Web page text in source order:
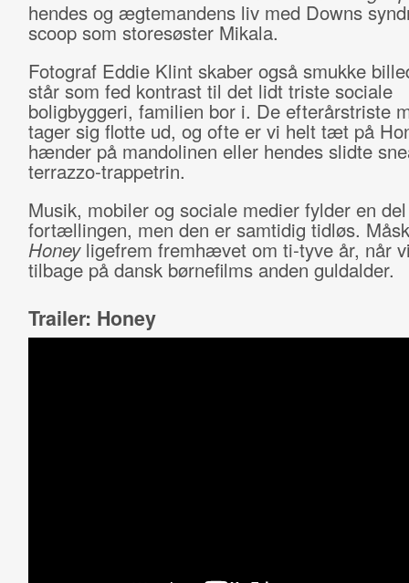
hendes og ægtemandens liv med Downs
scoop som storesøster Mikala.
Fotograf Eddie Klint skaber også smukke
står som fed kontrast til det lidt triste sociale
boligbyggeri, familien bor i. De efterårstriste
tager sig flotte ud, og ofte er vi helt tæt på
hænder på mandolinen eller hendes slidte
terrazzo-trappetrin.
Musik, mobiler og sociale medier fylder en
fortællingen, men den er samtidig tidløs.
Honey ligefrem fremhævet om ti-tyve år, når
tilbage på dansk børnefilms anden guldalder.
Trailer: Honey